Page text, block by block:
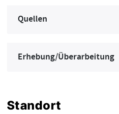
Quellen
Erhebung/Überarbeitung
Standort